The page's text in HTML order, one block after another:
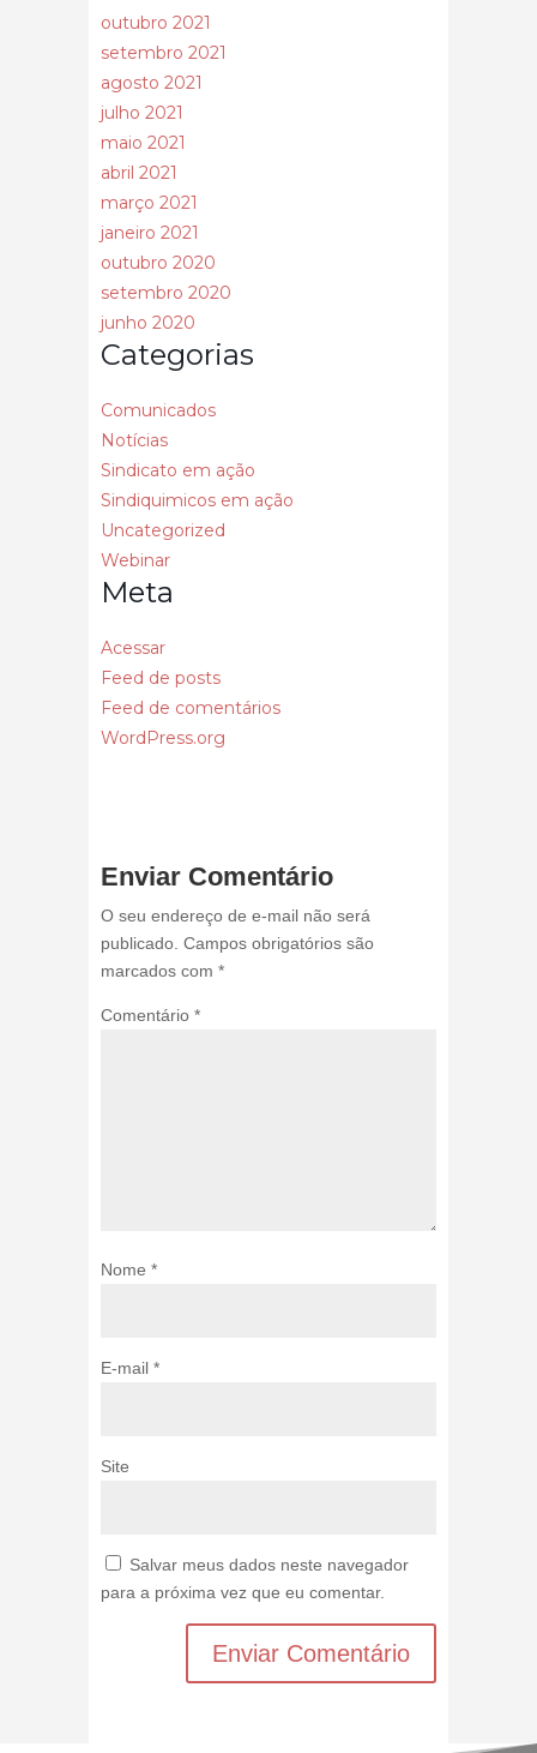
outubro 2021
setembro 2021
agosto 2021
julho 2021
maio 2021
abril 2021
março 2021
janeiro 2021
outubro 2020
setembro 2020
junho 2020
Categorias
Comunicados
Notícias
Sindicato em ação
Sindiquimicos em ação
Uncategorized
Webinar
Meta
Acessar
Feed de posts
Feed de comentários
WordPress.org
Enviar Comentário
O seu endereço de e-mail não será
publicado. Campos obrigatórios são
marcados com *
Comentário *
Nome *
E-mail *
Site
Salvar meus dados neste navegador
para a próxima vez que eu comentar.